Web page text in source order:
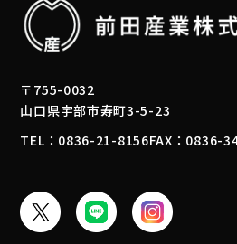
〒755-0032
山口県宇部市寿町3-5-23
TEL：0836-21-8156FAX：0836-